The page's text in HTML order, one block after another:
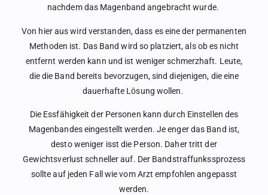
nachdem das Magenband angebracht wurde.
Von hier aus wird verstanden, dass es eine der permanenten
Methoden ist. Das Band wird so platziert, als ob es nicht
entfernt werden kann und ist weniger schmerzhaft. Leute,
die die Band bereits bevorzugen, sind diejenigen, die eine
dauerhafte Lösung wollen.
Die Essfähigkeit der Personen kann durch Einstellen des
Magenbandes eingestellt werden. Je enger das Band ist,
desto weniger isst die Person. Daher tritt der
Gewichtsverlust schneller auf. Der Bandstraffunkssprozess
sollte auf jeden Fall wie vom Arzt empfohlen angepasst
werden.